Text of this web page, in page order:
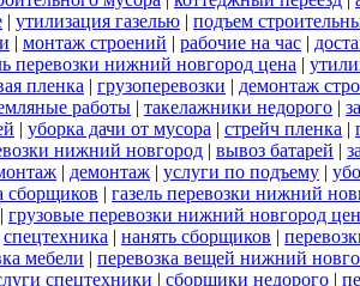
| утилизация газелью | подъем
| монтаж строений | рабочие на час |
перевозки нижний новгород цена |
пленка | грузоперевозки | демонтаж
работы | такелажники недорого |
| уборка дачи от мусора | стрейч пленка |
нижний новгород | вывоз батарей |
| демонтаж | услуги по подъему |
сборщиков | газель перевозки нижний
| грузовые перевозки нижний новгород
спецтехника | нанять сборщиков |
мебели | перевозка вещей нижний
спецтехники | сборщики недорого |